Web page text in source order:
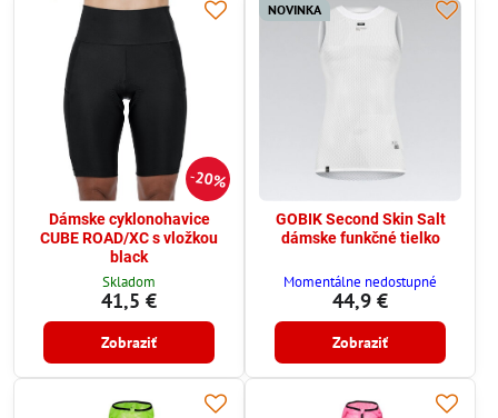
20%
Dámske cyklonohavice
CUBE ROAD/XC s vložkou
black
Skladom
41,5 €
Zobraziť
NOVINKA
GOBIK Second Skin Salt
dámske funkčné tielko
Momentálne nedostupné
44,9 €
Zobraziť